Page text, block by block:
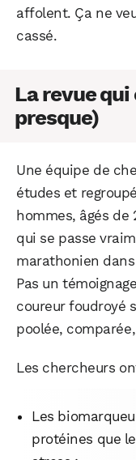
affolent. Ça ne
cassé.
La revue
presque)
Une équipe de
études et
hommes, âgés de
qui se passe
marathonien dans
Pas un
coureur foudroyé
poolée,
Les chercheurs
Les
protéines que